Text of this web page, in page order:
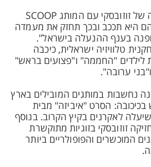
לדבריו: "אנו בטוחים שהכימיה של זוזובסקי עם המותג SCOOP
היא תככב ובכך תחזק את מעמדה
ושחקנית טלוויזיה ישראלית, כיכבה
לילדים "החממה" ו"פצועים בראש"
ערובה".
נחשבות במותגים המובילים בארץ
הסרט "איביזה" מבית
לאקרנים בקיץ הקרוב. בנוסף
זוזובסקי בזוגיות מתוקשרת
המוכשרים והפופולריים ביותר